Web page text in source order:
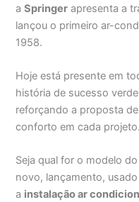
aSpringer apresenta a
lançou o primeiro ar-
1958.
Hoje está presente em
história de sucesso
reforçando a proposta
conforto em cada projeto.
Seja qual for o modelo
novo, lançamento,
a instalação ar